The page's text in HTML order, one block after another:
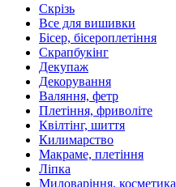
Скрізь
Все для вишивки
Бісер, бісероплетіння
Скрапбукінг
Декупаж
Декорування
Валяння, фетр
Плетіння, фриволіте
Квілтінг, шиття
Килимарство
Макраме, плетіння
Ліпка
Миловаріння, косметика